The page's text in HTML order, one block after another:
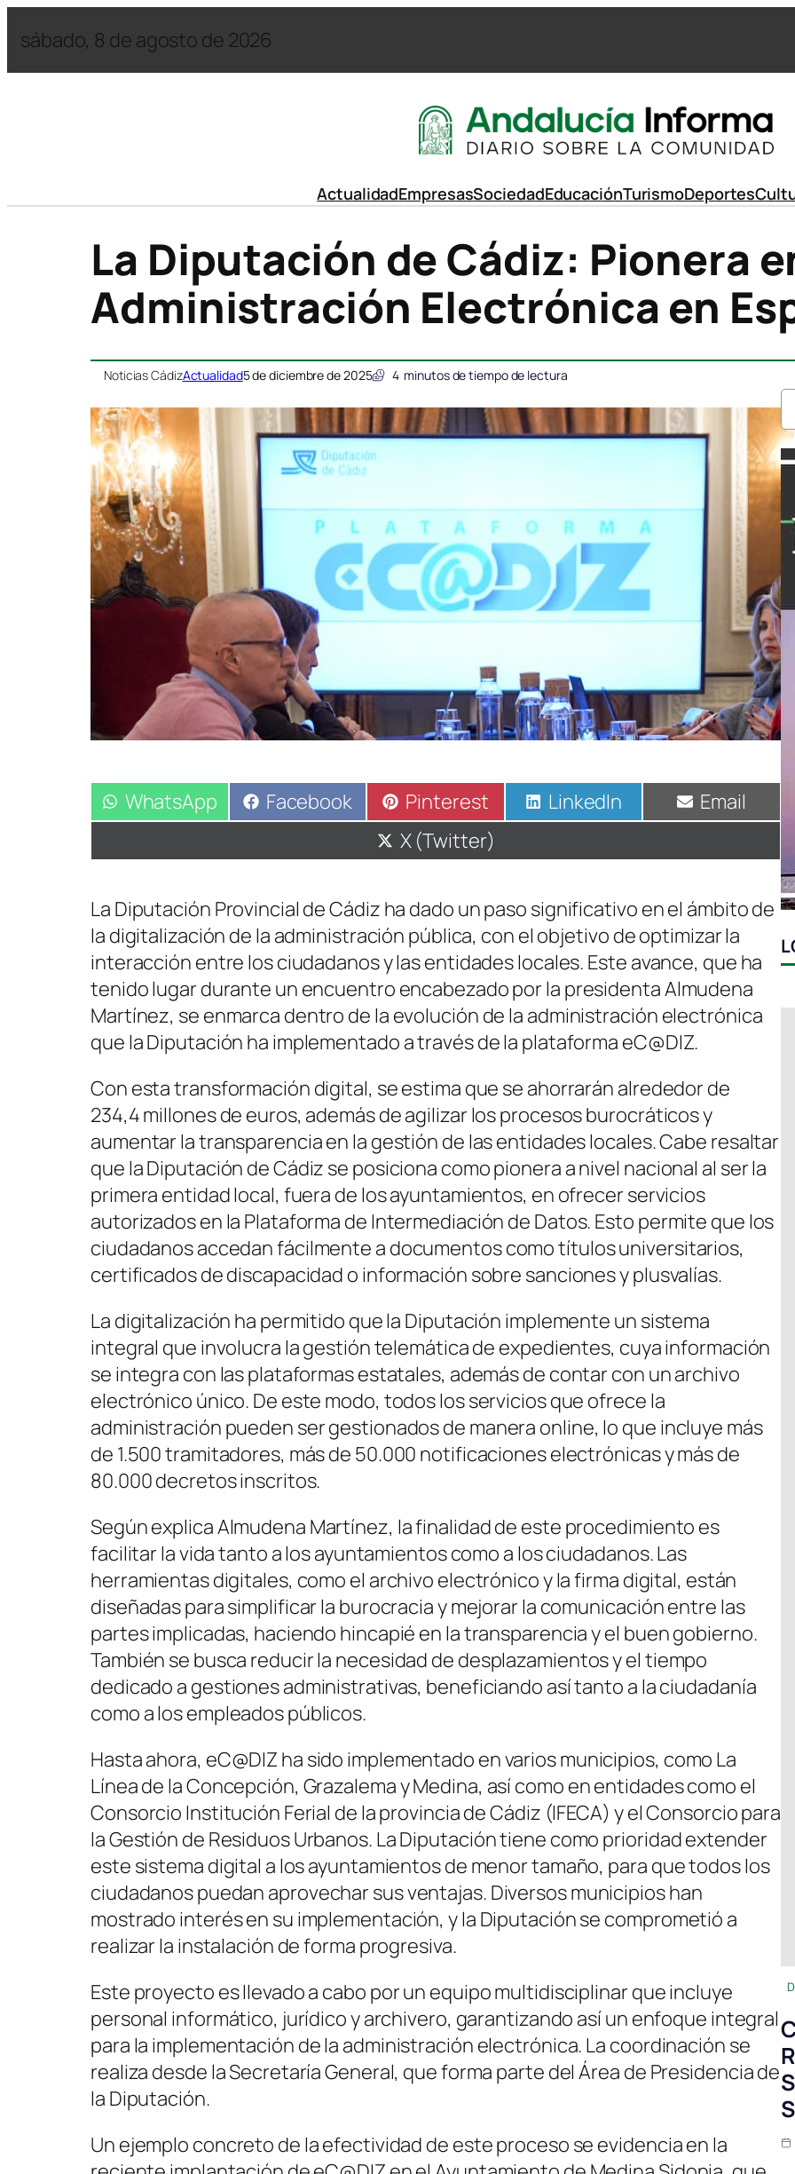
sábado, 8 de agosto de 2026
ActualidadEmpresasSociedadEducaciónTurismoDeportes
La Diputación de Cádiz: Pionera
Administración Electrónica en
Noticias CádizActualidad5 de diciembre de 2025 4 minutos de tiempo de lectura
Compartir
en
WhatsApp Compartir
en
Facebook Compartir
en
Pinterest Compartir
en
LinkedIn Compartir
en
Email
Compartir
en
X (Twitter)
La Diputación Provincial de Cádiz ha dado un paso significativo en el ámbito de
la digitalización de la administración pública, con el objetivo de optimizar la
interacción entre los ciudadanos y las entidades locales. Este avance, que ha
tenido lugar durante un encuentro encabezado por la presidenta Almudena
Martínez, se enmarca dentro de la evolución de la administración electrónica
que la Diputación ha implementado a través de la plataforma eC@DIZ.
Con esta transformación digital, se estima que se ahorrarán alrededor de
234,4 millones de euros, además de agilizar los procesos burocráticos y
aumentar la transparencia en la gestión de las entidades locales. Cabe resaltar
que la Diputación de Cádiz se posiciona como pionera a nivel nacional al ser la
primera entidad local, fuera de los ayuntamientos, en ofrecer servicios
autorizados en la Plataforma de Intermediación de Datos. Esto permite que los
ciudadanos accedan fácilmente a documentos como títulos universitarios,
certificados de discapacidad o información sobre sanciones y plusvalías.
La digitalización ha permitido que la Diputación implemente un sistema
integral que involucra la gestión telemática de expedientes, cuya información
se integra con las plataformas estatales, además de contar con un archivo
electrónico único. De este modo, todos los servicios que ofrece la
administración pueden ser gestionados de manera online, lo que incluye más
de 1.500 tramitadores, más de 50.000 notificaciones electrónicas y más de
80.000 decretos inscritos.
Según explica Almudena Martínez, la finalidad de este procedimiento es
facilitar la vida tanto a los ayuntamientos como a los ciudadanos. Las
herramientas digitales, como el archivo electrónico y la firma digital, están
diseñadas para simplificar la burocracia y mejorar la comunicación entre las
partes implicadas, haciendo hincapié en la transparencia y el buen gobierno.
También se busca reducir la necesidad de desplazamientos y el tiempo
dedicado a gestiones administrativas, beneficiando así tanto a la ciudadanía
como a los empleados públicos.
Hasta ahora, eC@DIZ ha sido implementado en varios municipios, como La
Línea de la Concepción, Grazalema y Medina, así como en entidades como el
Consorcio Institución Ferial de la provincia de Cádiz (IFECA) y el Consorcio para
la Gestión de Residuos Urbanos. La Diputación tiene como prioridad extender
este sistema digital a los ayuntamientos de menor tamaño, para que todos los
ciudadanos puedan aprovechar sus ventajas. Diversos municipios han
mostrado interés en su implementación, y la Diputación se comprometió a
realizar la instalación de forma progresiva.
Este proyecto es llevado a cabo por un equipo multidisciplinar que incluye
personal informático, jurídico y archivero, garantizando así un enfoque integral
para la implementación de la administración electrónica. La coordinación se
realiza desde la Secretaría General, que forma parte del Área de Presidencia de
la Diputación.
Un ejemplo concreto de la efectividad de este proceso se evidencia en la